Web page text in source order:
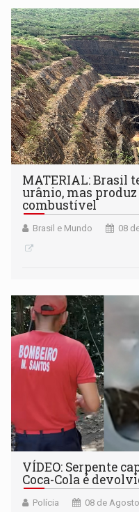
submissão de pré-
setembro
MATERIAL: Brasil
urânio, mas
combustível
Brasil e Mundo 08
VÍDEO: Serpente
Coca-Cola é
Polícia 08 de